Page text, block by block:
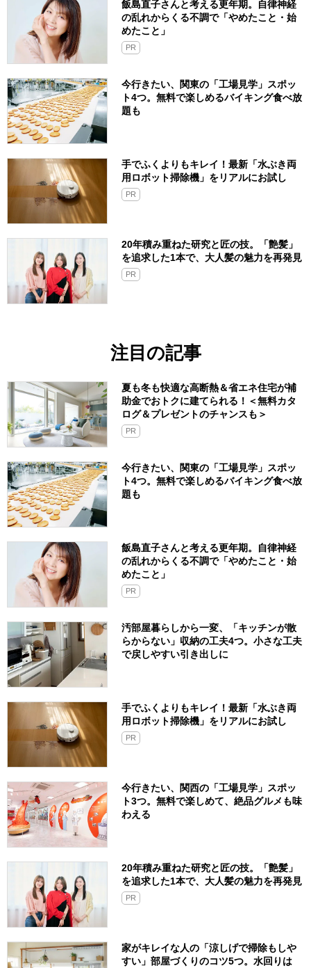
飯島直子さんと考える更年期。自律神経
の乱れからくる不調で「やめたこと・始
めたこと」
PR
今行きたい、関東の「工場見学」スポッ
ト4つ。無料で楽しめるバイキング食べ放
題も
手でふくよりもキレイ！最新「水ぶき両
用ロボット掃除機」をリアルにお試し
PR
20年積み重ねた研究と匠の技。「艶髪」
を追求した1本で、大人髪の魅力を再発見
PR
注目の記事
夏も冬も快適な高断熱＆省エネ住宅が補
助金でおトクに建てられる！＜無料カタ
ログ＆プレゼントのチャンスも＞
PR
今行きたい、関東の「工場見学」スポッ
ト4つ。無料で楽しめるバイキング食べ放
題も
飯島直子さんと考える更年期。自律神経
の乱れからくる不調で「やめたこと・始
めたこと」
PR
汚部屋暮らしから一変、「キッチンが散
らからない」収納の工夫4つ。小さな工夫
で戻しやすい引き出しに
手でふくよりもキレイ！最新「水ぶき両
用ロボット掃除機」をリアルにお試し
PR
今行きたい、関西の「工場見学」スポッ
ト3つ。無料で楽しめて、絶品グルメも味
わえる
20年積み重ねた研究と匠の技。「艶髪」
を追求した1本で、大人髪の魅力を再発見
PR
家がキレイな人の「涼しげで掃除もしや
すい」部屋づくりのコツ5つ。水回りは